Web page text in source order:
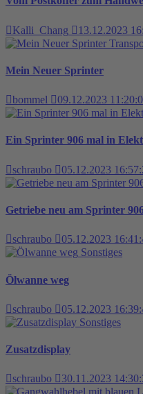
Kalli_Chang
13.12.2023
Mein Neuer Sprinter
bommel
09.12.2023
Ein Sprinter 906 mal in
schraubo
05.12.2023
Getriebe neu am Sprinter
schraubo
05.12.2023
Sonstiges
Ölwanne weg
schraubo
05.12.2023
Sonstiges
Zusatzdisplay
schraubo
30.11.2023